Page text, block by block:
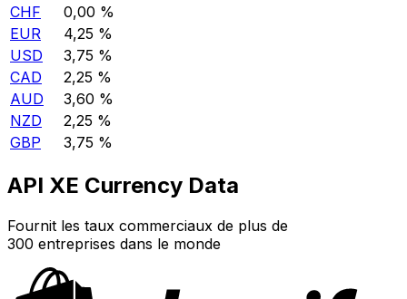
CHF
0,00 %
EUR
4,25 %
USD
3,75 %
CAD
2,25 %
AUD
3,60 %
NZD
2,25 %
GBP
3,75 %
API XE Currency Data
Fournit les taux commerciaux de plus de
300 entreprises dans le monde